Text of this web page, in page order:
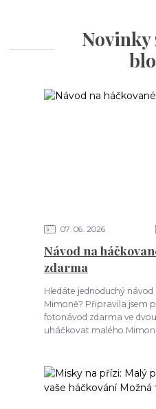
Novinky
07 06 2026
Návod na
zdarma
Hledáte jednoduchý
Mimoně? Připravila jsem
fotonávod zdarma ve
uháčkovat malého